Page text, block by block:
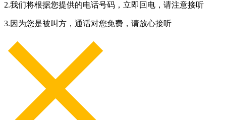
2.我们将根据您提供的电话号码，立即回电，请注意接听
3.因为您是被叫方，通话对您免费，请放心接听